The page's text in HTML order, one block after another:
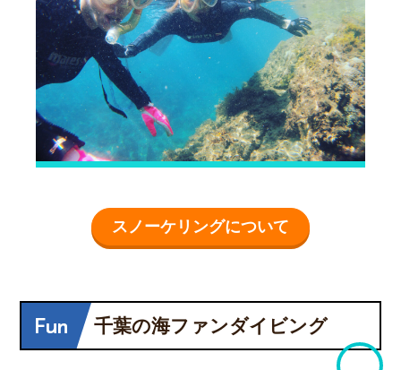
スノーケリングについて
Fun 千葉の海ファンダイビング